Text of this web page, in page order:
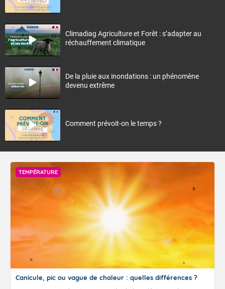
Climadiag Agriculture et Forêt : s’adapter au
réchauffement climatique
De la pluie aux inondations : un phénomène
devenu extrême
Comment prévoit-on le temps ?
TEMPÉRATURE
Canicule, pic ou vague de chaleur : quelles différences ?